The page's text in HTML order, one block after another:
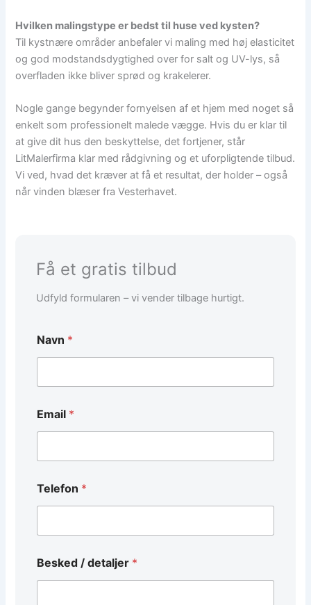
Hvilken malingstype er bedst til huse ved kysten?
Til kystnære områder anbefaler vi maling med høj elasticitet
og god modstandsdygtighed over for salt og UV-lys, så
overfladen ikke bliver sprød og krakelerer.
Nogle gange begynder fornyelsen af et hjem med noget så
enkelt som professionelt malede vægge. Hvis du er klar til
at give dit hus den beskyttelse, det fortjener, står
LitMalerfirma klar med rådgivning og et uforpligtende tilbud.
Vi ved, hvad det kræver at få et resultat, der holder – også
når vinden blæser fra Vesterhavet.
Få et gratis tilbud
Udfyld formularen – vi vender tilbage hurtigt.
*
E
l
Navn *
Email *
Telefon *
Besked / detaljer *